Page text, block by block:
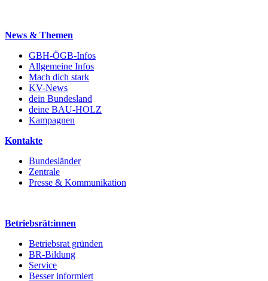
News & Themen
GBH-ÖGB-Infos
Allgemeine Infos
Mach dich stark
KV-News
dein Bundesland
deine BAU-HOLZ
Kampagnen
Kontakte
Bundesländer
Zentrale
Presse & Kommunikation
Betriebsrät:innen
Betriebsrat gründen
BR-Bildung
Service
Besser informiert